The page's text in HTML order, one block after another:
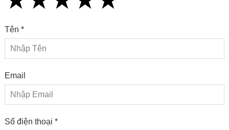
Tên *
Email
Số điện thoại *